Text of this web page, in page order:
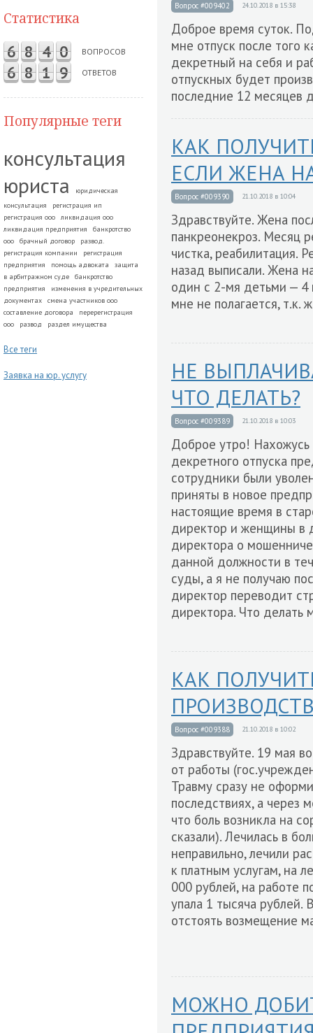
Статистика
6 8 4 0 ВОПРОСОВ
6 8 1 9 ОТВЕТОВ
Популярные теги
консультация
юриста
юридическая
консультация
регистрация ип
регистрация ооо
ликвидация ооо
ликвидация предприятия
банкротство
ооо
брачный договор
развод.
регистрация компании
регистрация
предприятия
помощь адвоката
защита
в арбитражном суде
банкротство
предприятия
изменения в учредительных
документах
смена участников ооо
составление договора
перерегистрация
ооо
развод раздел имущества
Все теги
Заявка на юр. услугу
Вопрос #009402 24.10.2018 в 15:38
Доброе время суток.
мне отпуск после того
декретный на себя и
отпускных будет
последние 12 месяцев
КАК
ЕСЛИ ЖЕНА
Вопрос #009390 21.10.2018 в 10:04
Здравствуйте. Жена
панкреонекроз. Месяц
чистка, реабилитация.
назад выписали. Жена
один с 2-мя детьми — 4
мне не полагается,
НЕ
ЧТО ДЕЛАТЬ?
Вопрос #009389 21.10.2018 в 10:03
Доброе утро! Нахожусь
декретного отпуска
сотрудники были
приняты в новое
настоящие время в
директор и женщины в
директора о
данной должности в
суды, а я не получаю
директор переводит
директора. Что делать
КАК
Вопрос #009388 21.10.2018 в 10:02
Здравствуйте. 19 мая
от работы
Травму сразу не
последствиях, а через
что боль возникла на
сказали). Лечилась в
неправильно, лечили
к платным услугам, на
000 рублей, на работе
упала 1 тысяча рублей.
отстоять возмещение
МОЖНО